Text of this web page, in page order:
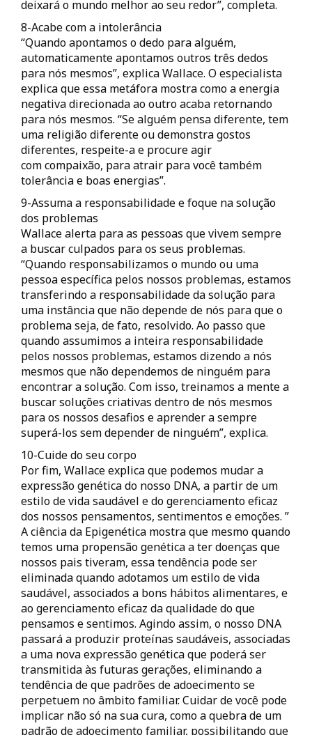
deixará o mundo melhor ao seu redor”, completa.
8-Acabe com a intolerância
“Quando apontamos o dedo para alguém,
automaticamente apontamos outros três dedos
para nós mesmos”, explica Wallace. O especialista
explica que essa metáfora mostra como a energia
negativa direcionada ao outro acaba retornando
para nós mesmos. “Se alguém pensa diferente, tem
uma religião diferente ou demonstra gostos
diferentes, respeite-a e procure agir
com compaixão, para atrair para você também
tolerância e boas energias”.
9-Assuma a responsabilidade e foque na solução
dos problemas
Wallace alerta para as pessoas que vivem sempre
a buscar culpados para os seus problemas.
“Quando responsabilizamos o mundo ou uma
pessoa específica pelos nossos problemas, estamos
transferindo a responsabilidade da solução para
uma instância que não depende de nós para que o
problema seja, de fato, resolvido. Ao passo que
quando assumimos a inteira responsabilidade
pelos nossos problemas, estamos dizendo a nós
mesmos que não dependemos de ninguém para
encontrar a solução. Com isso, treinamos a mente a
buscar soluções criativas dentro de nós mesmos
para os nossos desafios e aprender a sempre
superá-los sem depender de ninguém”, explica.
10-Cuide do seu corpo
Por fim, Wallace explica que podemos mudar a
expressão genética do nosso DNA, a partir de um
estilo de vida saudável e do gerenciamento eficaz
dos nossos pensamentos, sentimentos e emoções. ”
A ciência da Epigenética mostra que mesmo quando
temos uma propensão genética a ter doenças que
nossos pais tiveram, essa tendência pode ser
eliminada quando adotamos um estilo de vida
saudável, associados a bons hábitos alimentares, e
ao gerenciamento eficaz da qualidade do que
pensamos e sentimos. Agindo assim, o nosso DNA
passará a produzir proteínas saudáveis, associadas
a uma nova expressão genética que poderá ser
transmitida às futuras gerações, eliminando a
tendência de que padrões de adoecimento se
perpetuem no âmbito familiar. Cuidar de você pode
implicar não só na sua cura, como a quebra de um
padrão de adoecimento familiar, possibilitando que